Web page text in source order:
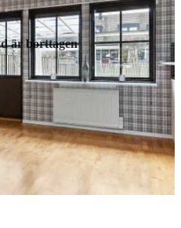
är borttagen